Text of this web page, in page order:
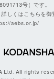
号）です。
しくはこちらを御
aebs.or.jp/
Ltd. All rights